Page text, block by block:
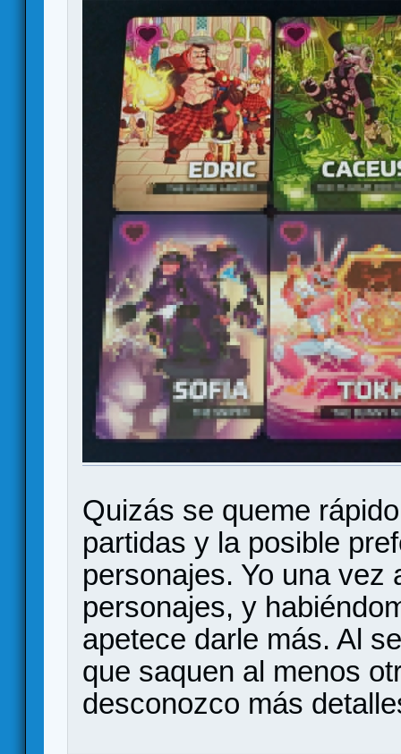
Quizás se queme
partidas y la posible
personajes. Yo una vez
personajes, y
apetece darle más. Al
que saquen al menos
desconozco más